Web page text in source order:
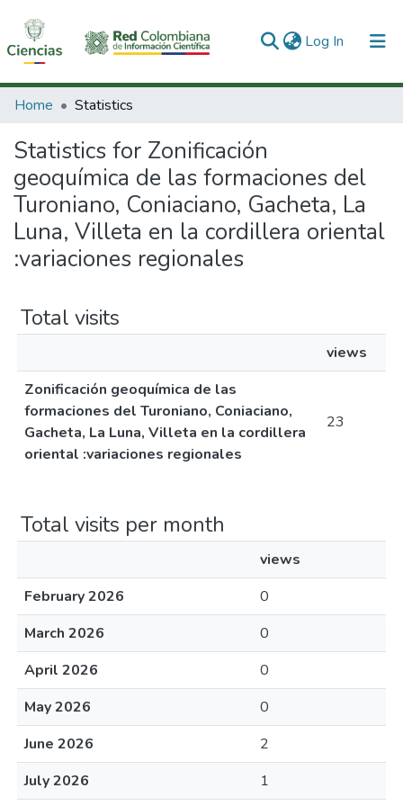
Log In (current)
Communities & Collections
All of DSpace
Home Statistics
Statistics for Zonificación
geoquímica de las formaciones del
Turoniano, Coniaciano, Gacheta, La
Luna, Villeta en la cordillera oriental
:variaciones regionales
Total visits
views
Zonificación geoquímica de las
formaciones del Turoniano, Coniaciano,
Gacheta, La Luna, Villeta en la cordillera
oriental :variaciones regionales
23
Total visits per month
views
February 2026
0
March 2026
0
April 2026
0
May 2026
0
June 2026
2
July 2026
1